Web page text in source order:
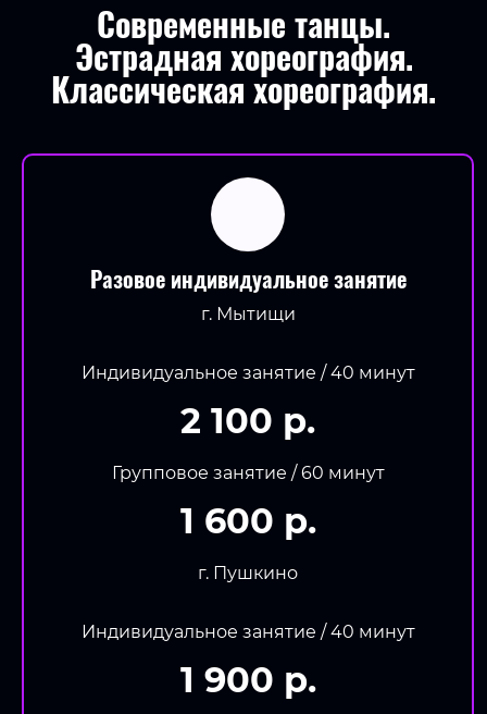
Современные танцы.
Эстрадная хореография.
Классическая хореография.
Разовое индивидуальное занятие
г. Мытищи
Индивидуальное занятие / 40 минут
2 100 р.
Групповое занятие / 60 минут
1 600 р.
г. Пушкино
Индивидуальное занятие / 40 минут
1 900 р.